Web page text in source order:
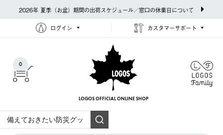
2026年 夏季（お盆）期間の出荷スケジュール／窓口の休業日について
ログイン カスタマーサポート
0
LOGOS OFFICIAL ONLINE SHOP